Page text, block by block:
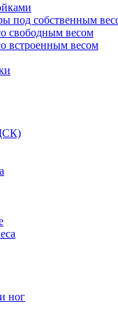
под собственным
свободным весом
встроенным весом
ног